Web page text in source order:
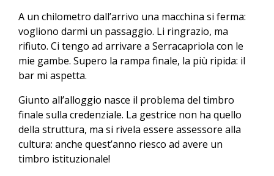
A un chilometro dall’arrivo una macchina si ferma:
vogliono darmi un passaggio. Li ringrazio, ma
rifiuto. Ci tengo ad arrivare a Serracapriola con le
mie gambe. Supero la rampa finale, la più ripida: il
bar mi aspetta.
Giunto all’alloggio nasce il problema del timbro
finale sulla credenziale. La gestrice non ha quello
della struttura, ma si rivela essere assessore alla
cultura: anche quest’anno riesco ad avere un
timbro istituzionale!